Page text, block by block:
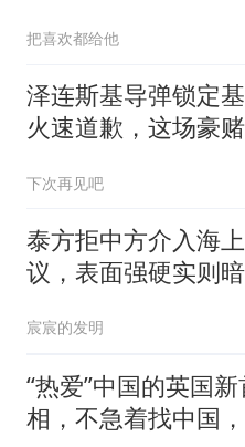
把喜欢都给他
泽连斯基导弹锁定
火速道歉，这场豪
下次再见吧
泰方拒中方介入海
议，表面强硬实则
宸宸的发明
“热爱”中国的英国新
相，不急着找中国